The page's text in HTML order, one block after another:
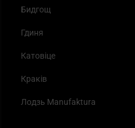
Бидгощ
Гдиня
Катовіце
Краків
Лодзь Manufaktura